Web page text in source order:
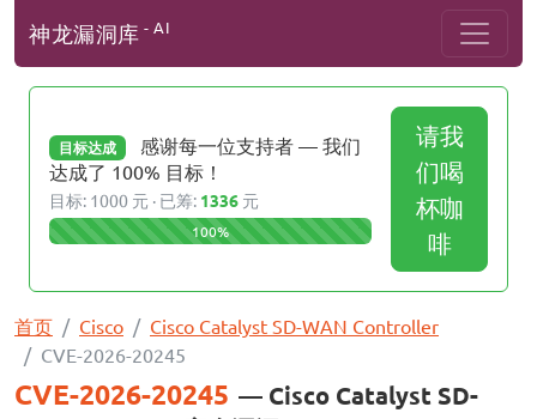
神龙漏洞库 - AI
目标达成
感谢每一位支持者 — 我们
达成了 100% 目标！
目标: 1000 元 · 已筹: 1336 元
100%
请我
们喝
杯咖
啡
首页 Cisco
Cisco Catalyst SD-WAN Controller
CVE-2026-20245
CVE-2026-20245 — Cisco Catalyst SD-